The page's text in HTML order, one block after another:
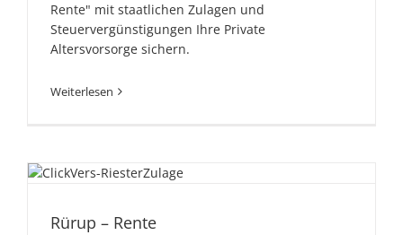
Rente" mit staatlichen Zulagen und
Steuervergünstigungen Ihre Private
Altersvorsorge sichern.
Weiterlesen
Rürup – Rente
Rürup – Rente